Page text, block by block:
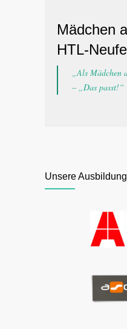
Mädchen
HTL-
„Als Mädchen
– „Das passt!“
Unsere